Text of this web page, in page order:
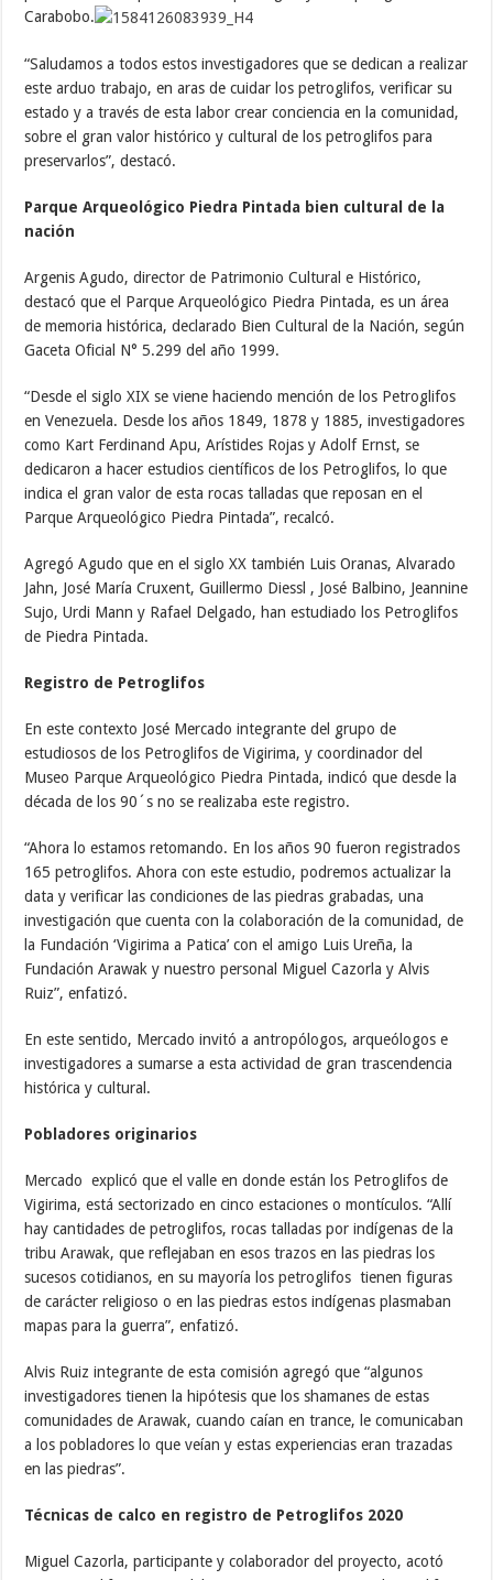
Carabobo.
“Saludamos a todos estos investigadores que se dedican a realizar
este arduo trabajo, en aras de cuidar los petroglifos, verificar su
estado y a través de esta labor crear conciencia en la comunidad,
sobre el gran valor histórico y cultural de los petroglifos para
preservarlos”, destacó.
Parque Arqueológico Piedra Pintada bien cultural de la
nación
Argenis Agudo, director de Patrimonio Cultural e Histórico,
destacó que el Parque Arqueológico Piedra Pintada, es un área
de memoria histórica, declarado Bien Cultural de la Nación, según
Gaceta Oficial N° 5.299 del año 1999.
“Desde el siglo XIX se viene haciendo mención de los Petroglifos
en Venezuela. Desde los años 1849, 1878 y 1885, investigadores
como Kart Ferdinand Apu, Arístides Rojas y Adolf Ernst, se
dedicaron a hacer estudios científicos de los Petroglifos, lo que
indica el gran valor de esta rocas talladas que reposan en el
Parque Arqueológico Piedra Pintada”, recalcó.
Agregó Agudo que en el siglo XX también Luis Oranas, Alvarado
Jahn, José María Cruxent, Guillermo Diessl , José Balbino, Jeannine
Sujo, Urdi Mann y Rafael Delgado, han estudiado los Petroglifos
de Piedra Pintada.
Registro de Petroglifos
En este contexto José Mercado integrante del grupo de
estudiosos de los Petroglifos de Vigirima, y coordinador del
Museo Parque Arqueológico Piedra Pintada, indicó que desde la
década de los 90´s no se realizaba este registro.
“Ahora lo estamos retomando. En los años 90 fueron registrados
165 petroglifos. Ahora con este estudio, podremos actualizar la
data y verificar las condiciones de las piedras grabadas, una
investigación que cuenta con la colaboración de la comunidad, de
la Fundación ‘Vigirima a Patica’ con el amigo Luis Ureña, la
Fundación Arawak y nuestro personal Miguel Cazorla y Alvis
Ruiz”, enfatizó.
En este sentido, Mercado invitó a antropólogos, arqueólogos e
investigadores a sumarse a esta actividad de gran trascendencia
histórica y cultural.
Pobladores originarios
Mercado explicó que el valle en donde están los Petroglifos de
Vigirima, está sectorizado en cinco estaciones o montículos. “Allí
hay cantidades de petroglifos, rocas talladas por indígenas de la
tribu Arawak, que reflejaban en esos trazos en las piedras los
sucesos cotidianos, en su mayoría los petroglifos tienen figuras
de carácter religioso o en las piedras estos indígenas plasmaban
mapas para la guerra”, enfatizó.
Alvis Ruiz integrante de esta comisión agregó que “algunos
investigadores tienen la hipótesis que los shamanes de estas
comunidades de Arawak, cuando caían en trance, le comunicaban
a los pobladores lo que veían y estas experiencias eran trazadas
en las piedras”.
Técnicas de calco en registro de Petroglifos 2020
Miguel Cazorla, participante y colaborador del proyecto, acotó